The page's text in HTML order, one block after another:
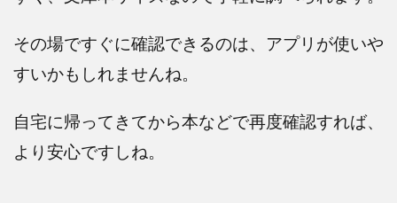
その場ですぐに確認できるのは、アプリが使いや
すいかもしれませんね。
自宅に帰ってきてから本などで再度確認すれば、
より安心ですしね。